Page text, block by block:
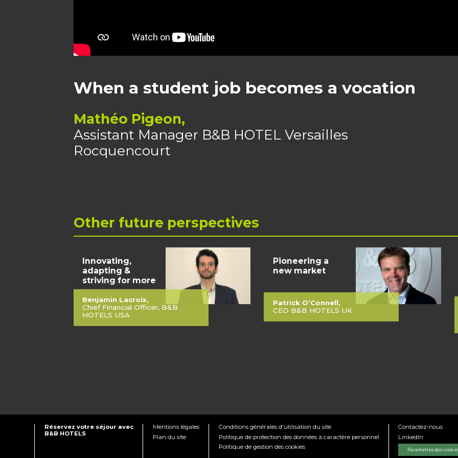
When a student job becomes a vocation
Mathéo Pigeon,
Assistant Manager B&B HOTEL Versailles
Rocquencourt
Other future perspectives
Innovating,
adapting &
striving for more
Benjamin Lacroix,
Chief Financial Officer, B&B
HOTELS USA
Pioneering a
new market
Patrick O’Connell,
CEO B&B HOTELS UK
Réservez votre séjour avec
B&B HOTELS
Mentions légales
Plan du site
Conditions générales d'utilisation du site
Politique de protection des données à caractère personnel
Politique de gestion des cookies
Contactez-nous
LinkedIn
Paramètres des